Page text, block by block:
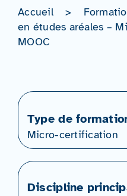
Accueil >
en études aréales –
MOOC
Type de
Micro-certification
Discipline